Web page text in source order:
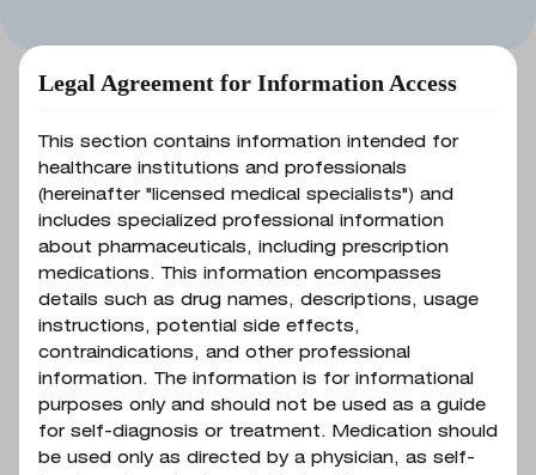
Buy from partners
From 215 uah
Legal Agreement for Information Access
This section contains information intended for
healthcare institutions and professionals
(hereinafter "licensed medical specialists") and
includes specialized professional information
about pharmaceuticals, including prescription
medications. This information encompasses
details such as drug names, descriptions, usage
instructions, potential side effects,
contraindications, and other professional
information. The information is for informational
purposes only and should not be used as a guide
for self-diagnosis or treatment. Medication should
be used only as directed by a physician, as self-